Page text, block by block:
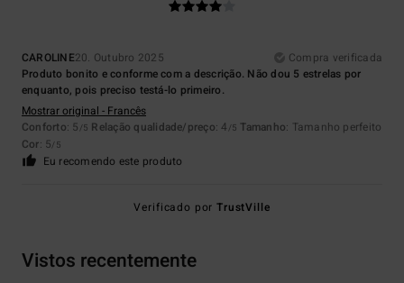
CAROLINE20. Outubro 2025
Compra verificada
Produto bonito e conforme com a descrição. Não dou 5 estrelas por
enquanto, pois preciso testá-lo primeiro.
Mostrar original - Francês
Conforto: 5 /5 Relação qualidade/preço: 4 /5 Tamanho: Tamanho perfeito
Cor: 5/5
Eu recomendo este produto
Verificado porTrustVille
Vistos recentemente